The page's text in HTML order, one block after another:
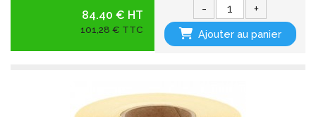
84.40 € HT
101,28 € TTC
- +
Ajouter au panier